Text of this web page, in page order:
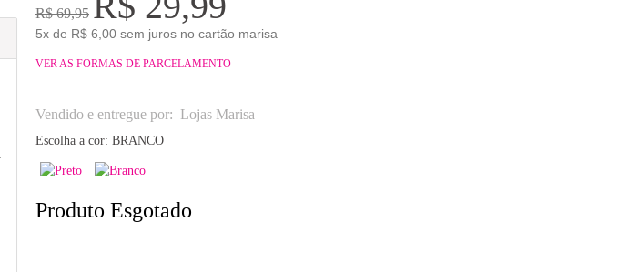
R$ 69,95
5x de R$ 6,00 sem juros no cartão marisa
VER AS FORMAS DE PARCELAMENTO
Vendido e entregue por: Lojas Marisa
Escolha a cor: BRANCO
Produto Esgotado